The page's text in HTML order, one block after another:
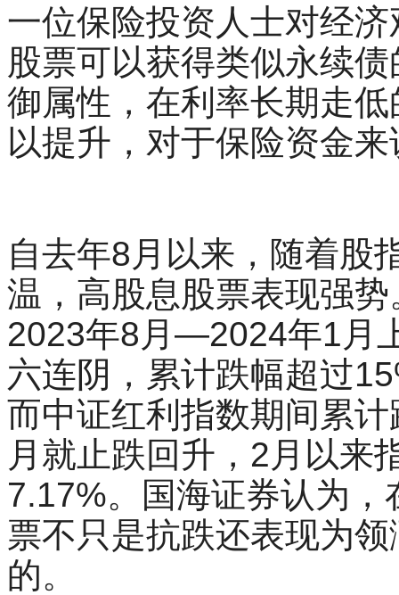
一位保险投资人士对经
股票可以获得类似永续
御属性，在利率长期走
以提升，对于保险资金
自去年8月以来，随着股
温，高股息股票表现强
2023年8月—2024年1月
六连阴，累计跌幅超过
而中证红利指数期间累
月就止跌回升，2月以来
7.17%。国海证券认为
票不只是抗跌还表现为
的。